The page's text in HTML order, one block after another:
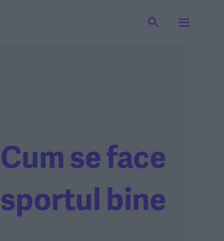
Cum se face
sportul bine